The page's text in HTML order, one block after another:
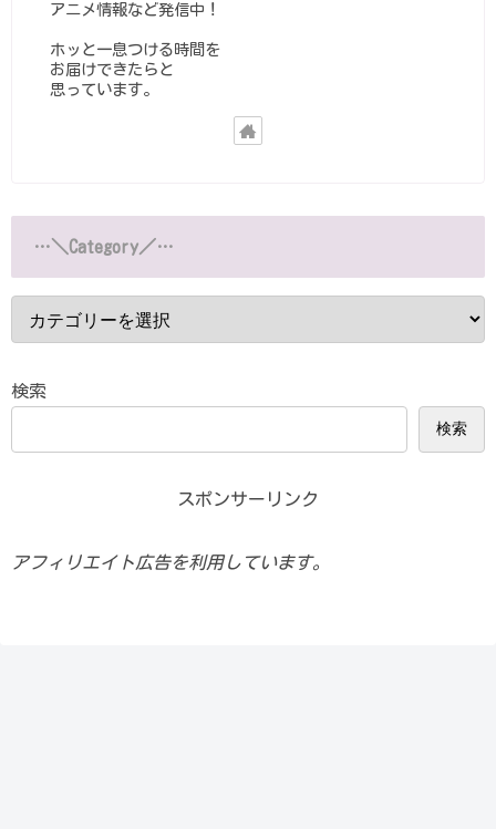
アニメ情報など発信中！
ホッと一息つける時間を
お届けできたらと
思っています。
…＼Category／…
検索
検索
スポンサーリンク
アフィリエイト広告を利用しています。